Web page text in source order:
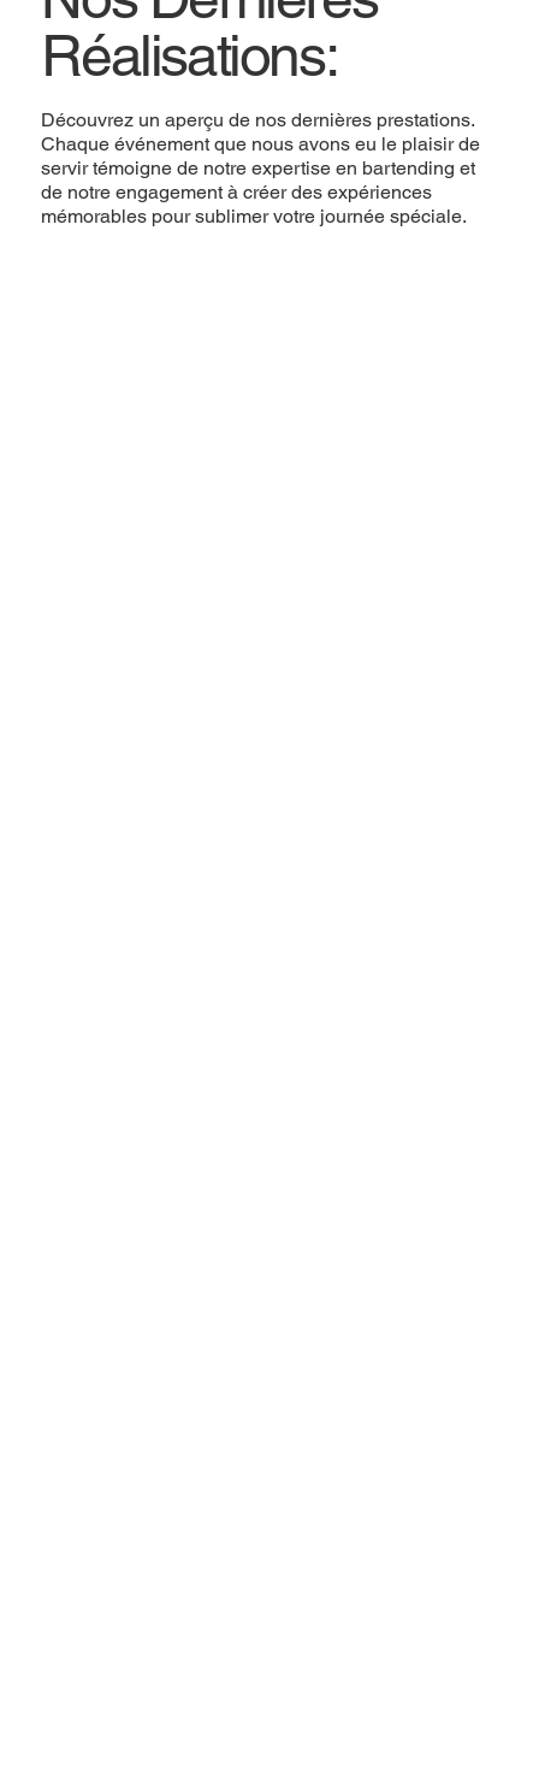
Réalisations:
Découvrez un aperçu de nos dernières prestations.
Chaque événement que nous avons eu le plaisir de
servir témoigne de notre expertise en bartending et
de notre engagement à créer des expériences
mémorables pour sublimer votre journée spéciale.